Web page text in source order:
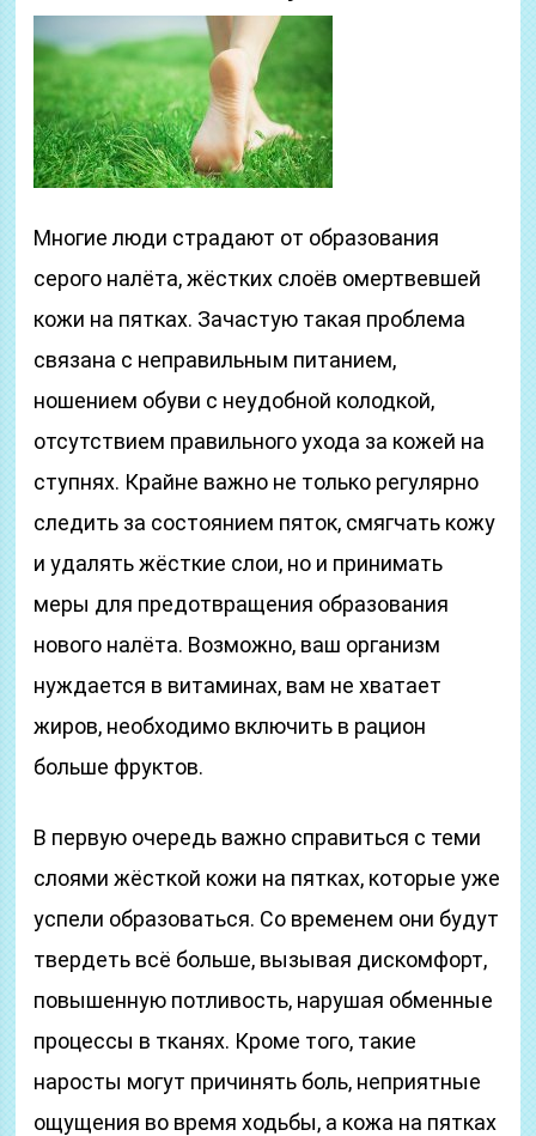
Многие люди страдают от образования
серого налёта, жёстких слоёв омертвевшей
кожи на пятках. Зачастую такая проблема
связана с неправильным питанием,
ношением обуви с неудобной колодкой,
отсутствием правильного ухода за кожей на
ступнях. Крайне важно не только регулярно
следить за состоянием пяток, смягчать кожу
и удалять жёсткие слои, но и принимать
меры для предотвращения образования
нового налёта. Возможно, ваш организм
нуждается в витаминах, вам не хватает
жиров, необходимо включить в рацион
больше фруктов.
В первую очередь важно справиться с теми
слоями жёсткой кожи на пятках, которые уже
успели образоваться. Со временем они будут
твердеть всё больше, вызывая дискомфорт,
повышенную потливость, нарушая обменные
процессы в тканях. Кроме того, такие
наросты могут причинять боль, неприятные
ощущения во время ходьбы, а кожа на пятках